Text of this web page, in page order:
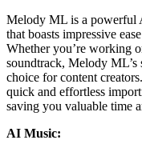
Melody ML is a powerful
that boasts impressive
Whether you’re working
soundtrack, Melody ML’s
choice for content
quick and effortless
saving you valuable time
AI Music: